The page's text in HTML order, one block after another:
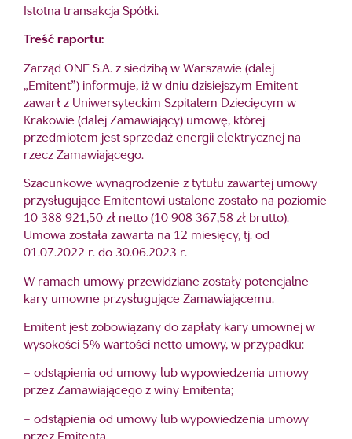
Istotna transakcja Spółki.
Treść raportu:
Zarząd ONE S.A. z siedzibą w Warszawie (dalej
„Emitent”) informuje, iż w dniu dzisiejszym Emitent
zawarł z Uniwersyteckim Szpitalem Dziecięcym w
Krakowie (dalej Zamawiający) umowę, której
przedmiotem jest sprzedaż energii elektrycznej na
rzecz Zamawiającego.
Szacunkowe wynagrodzenie z tytułu zawartej umowy
przysługujące Emitentowi ustalone zostało na poziomie
10 388 921,50 zł netto (10 908 367,58 zł brutto).
Umowa została zawarta na 12 miesięcy, tj. od
01.07.2022 r. do 30.06.2023 r.
W ramach umowy przewidziane zostały potencjalne
kary umowne przysługujące Zamawiającemu.
Emitent jest zobowiązany do zapłaty kary umownej w
wysokości 5% wartości netto umowy, w przypadku:
– odstąpienia od umowy lub wypowiedzenia umowy
przez Zamawiającego z winy Emitenta;
– odstąpienia od umowy lub wypowiedzenia umowy